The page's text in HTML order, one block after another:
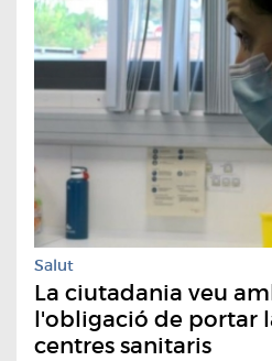
Salut
La ciutadania veu
l'obligació de portar
centres sanitaris